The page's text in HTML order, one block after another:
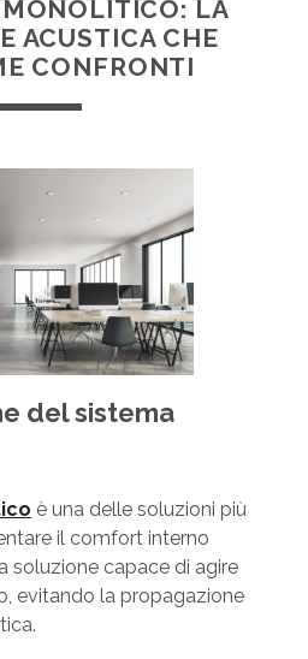
LA
ACUSTICA CHE
CONFRONTI
del sistema
è una delle soluzioni più
il comfort interno
soluzione capace di agire
evitando la propagazione